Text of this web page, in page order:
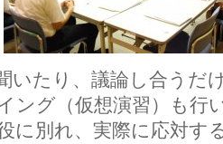
たり、議論し合うだ
ング（仮想演習）も行
に別れ、実際に応対す